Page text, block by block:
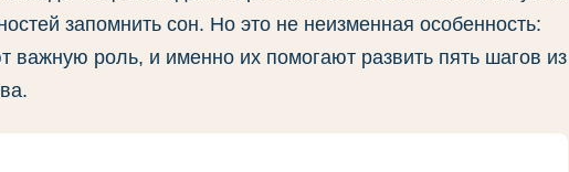
запомнить сон. Но это не неизменная особенность:
важную роль, и именно их помогают развить пять шагов из